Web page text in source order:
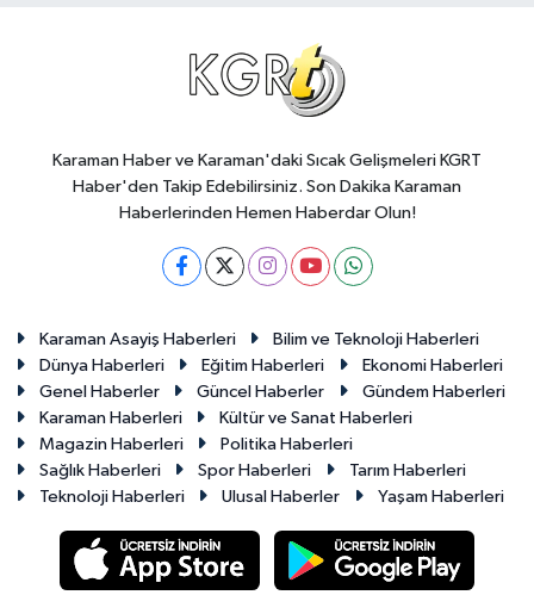
Karaman Haber ve Karaman'daki Sıcak Gelişmeleri KGRT
Haber'den Takip Edebilirsiniz. Son Dakika Karaman
Haberlerinden Hemen Haberdar Olun!
Karaman Asayiş Haberleri
Bilim ve Teknoloji Haberleri
Dünya Haberleri
Eğitim Haberleri
Ekonomi Haberleri
Genel Haberler
Güncel Haberler
Gündem Haberleri
Karaman Haberleri
Kültür ve Sanat Haberleri
Magazin Haberleri
Politika Haberleri
Sağlık Haberleri
Spor Haberleri
Tarım Haberleri
Teknoloji Haberleri
Ulusal Haberler Yaşam Haberleri